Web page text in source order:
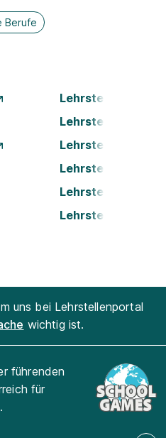
Berufe
Lehrstellen
Lehrstellen Graz
Lehrstellen
Lehrstellen
Lehrstellen Traun
Lehrstellen
uns bei Lehrstellenportal
wichtig ist.
führenden
für
.